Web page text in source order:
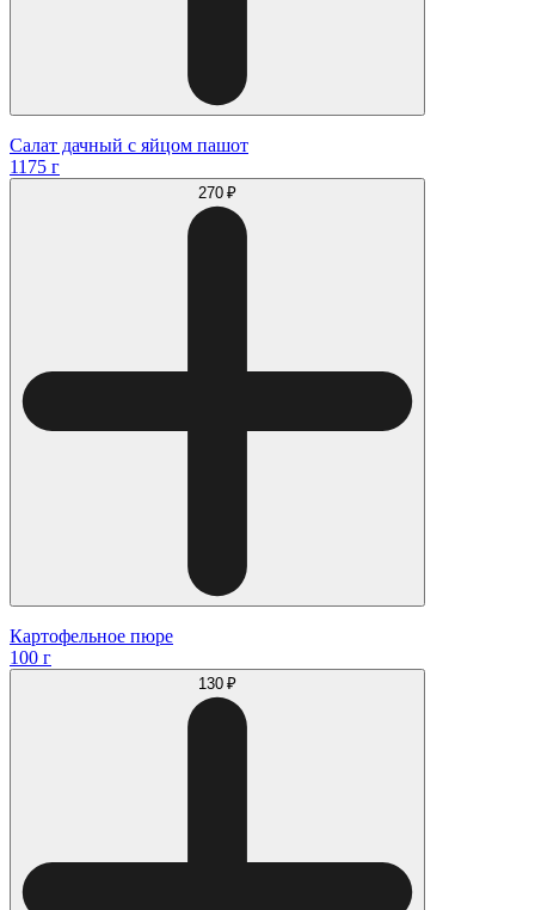
Салат дачный с яйцом пашот
1175 г
270 ₽
Картофельное пюре
100 г
130 ₽